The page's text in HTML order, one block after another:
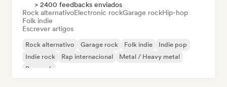
> 2400 feedbacks enviados
Rock alternativoElectronic rockGarage rockHip-hop
Folk indie
Escrever artigos
Rock alternativo Garage rock Folk indie
Indie pop
Indie rock
Rap internacional
Metal / Heavy metal
Pop rock